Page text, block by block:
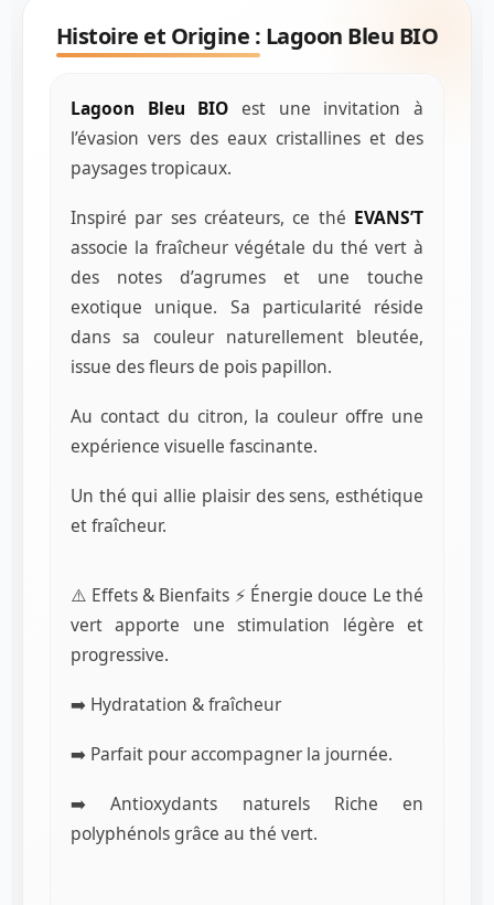
Histoire et Origine : Lagoon Bleu BIO
Lagoon Bleu BIO est une invitation à
l’évasion vers des eaux cristallines et des
paysages tropicaux.
Inspiré par ses créateurs, ce thé EVANS’T
associe la fraîcheur végétale du thé vert à
des notes d’agrumes et une touche
exotique unique. Sa particularité réside
dans sa couleur naturellement bleutée,
issue des fleurs de pois papillon.
Au contact du citron, la couleur offre une
expérience visuelle fascinante.
Un thé qui allie plaisir des sens, esthétique
et fraîcheur.
⚠️ Effets & Bienfaits ⚡ Énergie douce Le thé
vert apporte une stimulation légère et
progressive.
➡️ Hydratation & fraîcheur
➡️ Parfait pour accompagner la journée.
➡️ Antioxydants naturels Riche en
polyphénols grâce au thé vert.